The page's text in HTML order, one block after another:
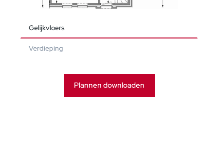
Gelijkvloers
Verdieping
Plannen downloaden